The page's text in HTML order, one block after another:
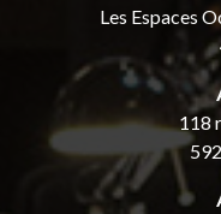
Les Espaces
118